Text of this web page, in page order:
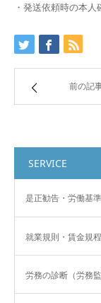
・発送依頼時の本人
前の記
SERVICE
是正勧告・労働基
就業規則・賃金規
労務の診断（労務監